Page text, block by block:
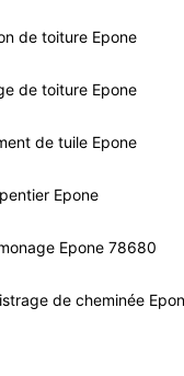
de toiture Epone
de toiture Epone
de tuile Epone
Epone
Epone 78680
de cheminée